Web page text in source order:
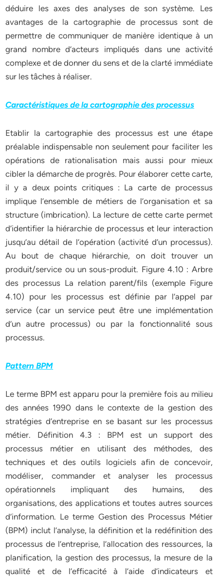
déduire les axes des analyses de son système. Les
avantages de la cartographie de processus sont de
permettre de communiquer de manière identique à un
grand nombre d’acteurs impliqués dans une activité
complexe et de donner du sens et de la clarté immédiate
sur les tâches à réaliser.
Caractéristiques de la cartographie des processus
Etablir la cartographie des processus est une étape
préalable indispensable non seulement pour faciliter les
opérations de rationalisation mais aussi pour mieux
cibler la démarche de progrès. Pour élaborer cette carte,
il y a deux points critiques : La carte de processus
implique l’ensemble de métiers de l’organisation et sa
structure (imbrication). La lecture de cette carte permet
d’identifier la hiérarchie de processus et leur interaction
jusqu’au détail de l’opération (activité d’un processus).
Au bout de chaque hiérarchie, on doit trouver un
produit/service ou un sous-produit. Figure 4.10 : Arbre
des processus La relation parent/fils (exemple Figure
4.10) pour les processus est définie par l’appel par
service (car un service peut être une implémentation
d’un autre processus) ou par la fonctionnalité sous
processus.
Pattern BPM
Le terme BPM est apparu pour la première fois au milieu
des années 1990 dans le contexte de la gestion des
stratégies d’entreprise en se basant sur les processus
métier. Définition 4.3 : BPM est un support des
processus métier en utilisant des méthodes, des
techniques et des outils logiciels afin de concevoir,
modéliser, commander et analyser les processus
opérationnels impliquant des humains, des
organisations, des applications et toutes autres sources
d’information. Le terme Gestion des Processus Métier
(BPM) inclut l’analyse, la définition et la redéfinition des
processus de l’entreprise, l’allocation des ressources, la
planification, la gestion des processus, la mesure de la
qualité et de l’efficacité à l’aide d’indicateurs et